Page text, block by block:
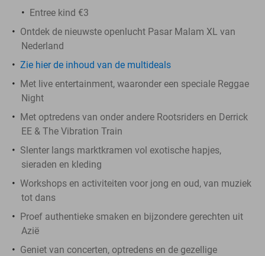
Entree kind €3
Ontdek de nieuwste openlucht Pasar Malam XL van
Nederland
Zie hier de inhoud van de multideals
Met live entertainment, waaronder een speciale Reggae
Night
Met optredens van onder andere Rootsriders en Derrick
EE & The Vibration Train
Slenter langs marktkramen vol exotische hapjes,
sieraden en kleding
Workshops en activiteiten voor jong en oud, van muziek
tot dans
Proef authentieke smaken en bijzondere gerechten uit
Azië
Geniet van concerten, optredens en de gezellige